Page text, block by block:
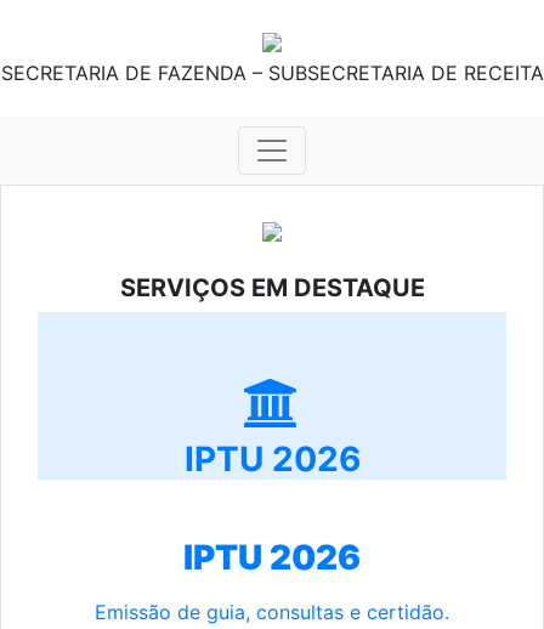
SECRETARIA DE FAZENDA – SUBSECRETARIA DE RECEITA
SERVIÇOS EM DESTAQUE
IPTU 2026
IPTU 2026
Emissão de guia, consultas e certidão.